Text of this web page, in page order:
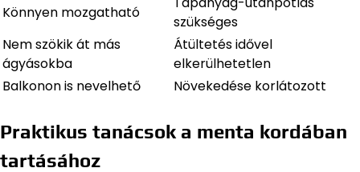
Könnyen mozgatható
szükséges
Nem szökik át más
ágyásokba
Átültetés idővel
elkerülhetetlen
Balkonon is nevelhető
Növekedése korlátozott
Praktikus tanácsok a menta kordában
tartásához